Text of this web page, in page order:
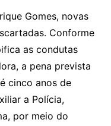
Gomes, novas
Conforme
as condutas
a pena prevista
cinco anos de
a Polícia,
por meio do